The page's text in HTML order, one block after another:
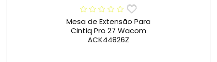
Mesa de Extensão Para
Cintiq Pro 27 Wacom
ACK44826Z